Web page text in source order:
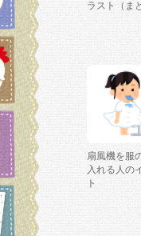
ラスト（ま
扇風機を服
入れる人の
ト